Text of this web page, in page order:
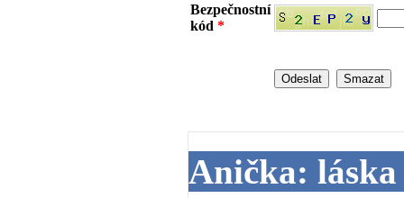
Bezpečnostní
kód *
Anička: láska